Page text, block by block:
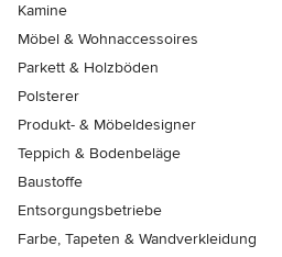
Kamine
Möbel & Wohnaccessoires
Parkett & Holzböden
Polsterer
Produkt- & Möbeldesigner
Teppich & Bodenbeläge
Baustoffe
Entsorgungsbetriebe
Farbe, Tapeten & Wandverkleidung